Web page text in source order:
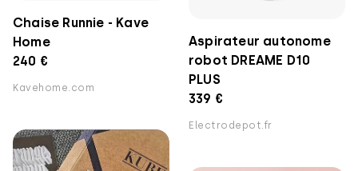
Chaise Runnie - Kave
Home
240 €
Kavehome.com
Aspirateur autonome
robot DREAME D10
PLUS
339 €
Electrodepot.fr